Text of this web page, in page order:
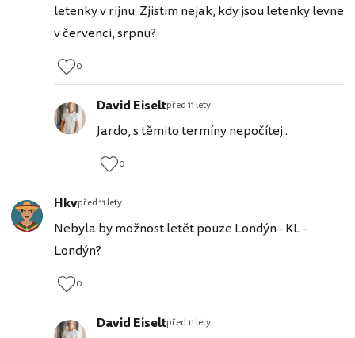
letenky v rijnu. Zjistim nejak, kdy jsou letenky levne
v červenci, srpnu?
0
David Eiseltpřed 11 lety
Jardo, s těmito termíny nepočítej..
0
Hkvpřed 11 lety
Nebyla by možnost letět pouze Londýn - KL -
Londýn?
0
David Eiseltpřed 11 lety